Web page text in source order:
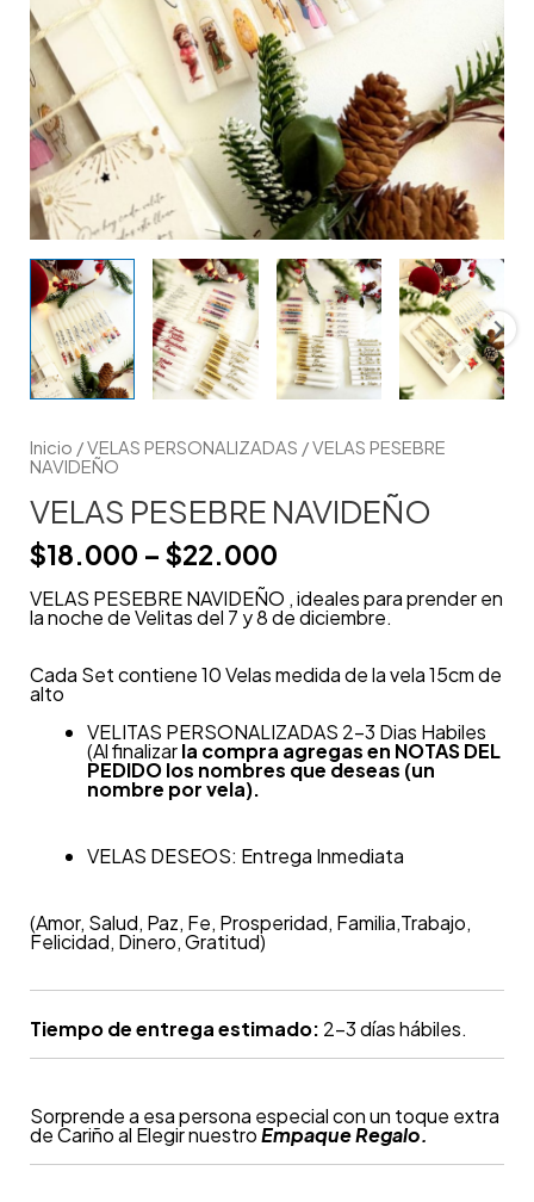
Inicio /VELAS PERSONALIZADAS / VELAS PESEBRE
NAVIDEÑO
VELAS PESEBRE NAVIDEÑO
$18.000 – $22.000
VELAS PESEBRE NAVIDEÑO , ideales para prender en
la noche de Velitas del 7 y 8 de diciembre.
Cada Set contiene 10 Velas medida de la vela 15cm de
alto
VELITAS PERSONALIZADAS 2-3 Dias Habiles
(Al finalizarla compra agregas en NOTAS DEL
PEDIDO los nombres que deseas (un
nombre por vela).
VELAS DESEOS: Entrega Inmediata
(Amor, Salud, Paz, Fe, Prosperidad, Familia,Trabajo,
Felicidad, Dinero, Gratitud)
Tiempo de entrega estimado: 2-3 días hábiles.
Sorprende a esa persona especial con un toque extra
de Cariño al Elegir nuestroEmpaque Regalo.